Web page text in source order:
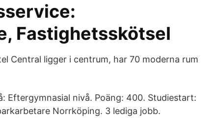
Fastighetsskötsel
Central ligger i centrum, har 70 moderna rum
Eftergymnasial nivå. Poäng: 400. Studiestart:
Norrköping. 3 lediga jobb.